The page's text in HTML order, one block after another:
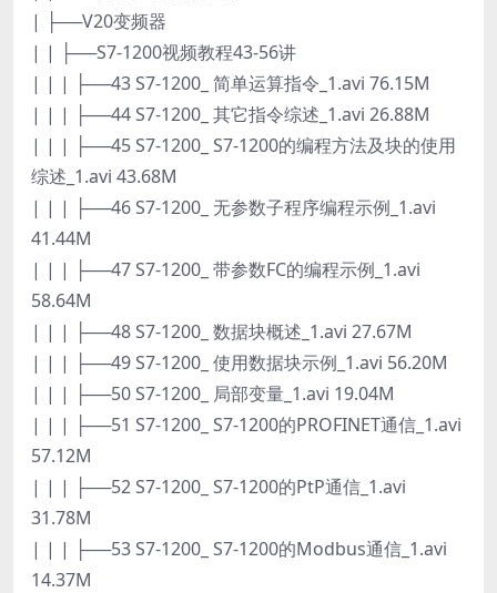
| ├──V20变频器
| | ├──S7-1200视频教程43-56讲
| | | ├──43 S7-1200_ 简单运算指令_1.avi 76.15M
| | | ├──44 S7-1200_ 其它指令综述_1.avi 26.88M
| | | ├──45 S7-1200_ S7-1200的编程方法及块的使用
综述_1.avi 43.68M
| | | ├──46 S7-1200_ 无参数子程序编程示例_1.avi
41.44M
| | | ├──47 S7-1200_ 带参数FC的编程示例_1.avi
58.64M
| | | ├──48 S7-1200_ 数据块概述_1.avi 27.67M
| | | ├──49 S7-1200_ 使用数据块示例_1.avi 56.20M
| | | ├──50 S7-1200_ 局部变量_1.avi 19.04M
| | | ├──51 S7-1200_ S7-1200的PROFINET通信_1.avi
57.12M
| | | ├──52 S7-1200_ S7-1200的PtP通信_1.avi
31.78M
| | | ├──53 S7-1200_ S7-1200的Modbus通信_1.avi
14.37M